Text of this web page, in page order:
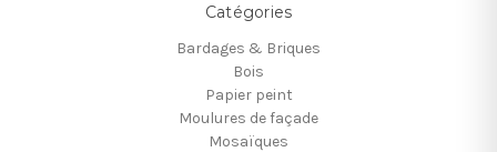
Catégories
Bardages & Briques
Bois
Papier peint
Moulures de façade
Mosaïques